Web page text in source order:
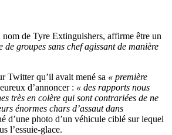
nom de Tyre Extinguishers, affirme être un
de groupes sans chef agissant de manière
Twitter qu’il avait mené sa « première
d’annoncer : « des rapports nous
très en colère qui sont contrariées de ne
énormes chars d’assaut dans
d’une photo d’un véhicule ciblé sur lequel
l’essuie-glace.